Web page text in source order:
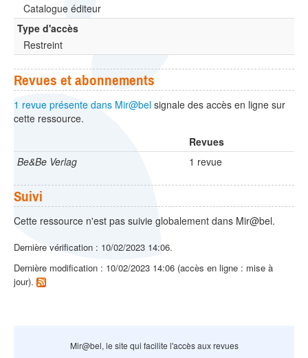
Catalogue éditeur
Type d'accès
Restreint
Revues et abonnements
1 revue présente dans Mir@bel signale des accès en ligne sur
cette ressource.
Revues
Be&Be Verlag
1 revue
Suivi
Cette ressource n'est pas suivie globalement dans Mir@bel.
Dernière vérification : 10/02/2023 14:06.
Dernière modification : 10/02/2023 14:06 (accès en ligne : mise à
jour).
Mir@bel, le site qui facilite l'accès aux revues